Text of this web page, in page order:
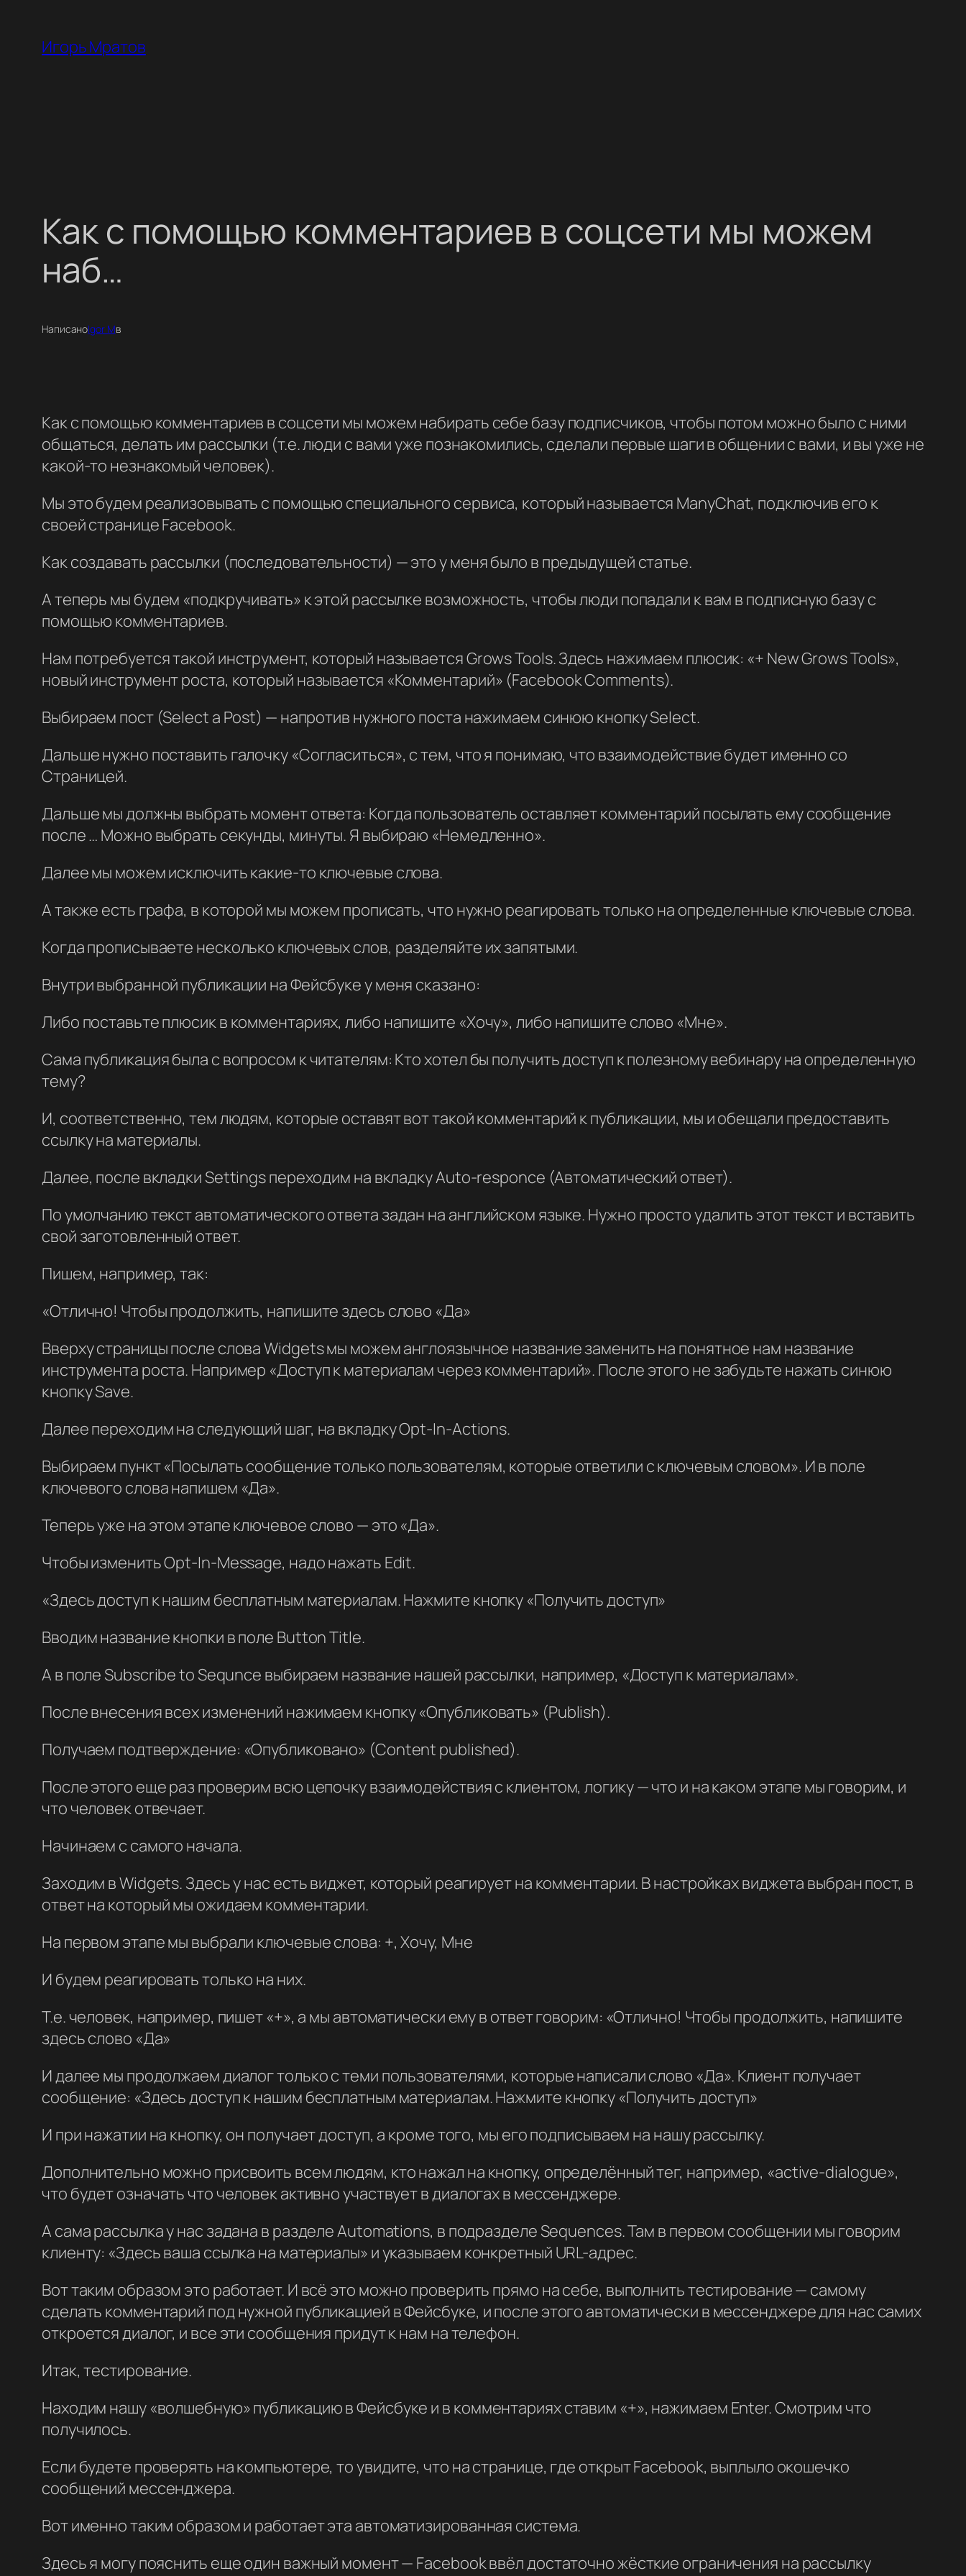
содержимому
Игорь Мратов
Как с помощью комментариев в соцсети мы можем
наб…
НаписаноIgor Mв
Как с помощью комментариев в соцсети мы можем набирать себе базу подписчиков, чтобы потом можно было с ними
общаться, делать им рассылки (т.е. люди с вами уже познакомились, сделали первые шаги в общении с вами, и вы уже не
какой-то незнакомый человек).
Мы это будем реализовывать с помощью специального сервиса, который называется ManyChat, подключив его к
своей странице Facebook.
Как создавать рассылки (последовательности) — это у меня было в предыдущей статье.
А теперь мы будем «подкручивать» к этой рассылке возможность, чтобы люди попадали к вам в подписную базу с
помощью комментариев.
Нам потребуется такой инструмент, который называется Grows Tools. Здесь нажимаем плюсик: «+ New Grows Tools»,
новый инструмент роста, который называется «Комментарий» (Facebook Comments).
Выбираем пост (Select a Post) — напротив нужного поста нажимаем синюю кнопку Select.
Дальше нужно поставить галочку «Согласиться», с тем, что я понимаю, что взаимодействие будет именно со
Страницей.
Дальше мы должны выбрать момент ответа: Когда пользователь оставляет комментарий посылать ему сообщение
после … Можно выбрать секунды, минуты. Я выбираю «Немедленно».
Далее мы можем исключить какие-то ключевые слова.
А также есть графа, в которой мы можем прописать, что нужно реагировать только на определенные ключевые слова.
Когда прописываете несколько ключевых слов, разделяйте их запятыми.
Внутри выбранной публикации на Фейсбуке у меня сказано:
Либо поставьте плюсик в комментариях, либо напишите «Хочу», либо напишите слово «Мне».
Сама публикация была с вопросом к читателям: Кто хотел бы получить доступ к полезному вебинару на определенную
тему?
И, соответственно, тем людям, которые оставят вот такой комментарий к публикации, мы и обещали предоставить
ссылку на материалы.
Далее, после вкладки Settings переходим на вкладку Auto-responce (Автоматический ответ).
По умолчанию текст автоматического ответа задан на английском языке. Нужно просто удалить этот текст и вставить
свой заготовленный ответ.
Пишем, например, так:
«Отлично! Чтобы продолжить, напишите здесь слово «Да»
Вверху страницы после слова Widgets мы можем англоязычное название заменить на понятное нам название
инструмента роста. Например «Доступ к материалам через комментарий». После этого не забудьте нажать синюю
кнопку Save.
Далее переходим на следующий шаг, на вкладку Opt-In-Actions.
Выбираем пункт «Посылать сообщение только пользователям, которые ответили с ключевым словом». И в поле
ключевого слова напишем «Да».
Теперь уже на этом этапе ключевое слово — это «Да».
Чтобы изменить Opt-In-Message, надо нажать Edit.
«Здесь доступ к нашим бесплатным материалам. Нажмите кнопку «Получить доступ»
Вводим название кнопки в поле Button Title.
А в поле Subscribe to Sequnce выбираем название нашей рассылки, например, «Доступ к материалам».
После внесения всех изменений нажимаем кнопку «Опубликовать» (Publish).
Получаем подтверждение: «Опубликовано» (Content published).
После этого еще раз проверим всю цепочку взаимодействия с клиентом, логику — что и на каком этапе мы говорим, и
что человек отвечает.
Начинаем с самого начала.
Заходим в Widgets. Здесь у нас есть виджет, который реагирует на комментарии. В настройках виджета выбран пост, в
ответ на который мы ожидаем комментарии.
На первом этапе мы выбрали ключевые слова: +, Хочу, Мне
И будем реагировать только на них.
Т.е. человек, например, пишет «+», а мы автоматически ему в ответ говорим: «Отлично! Чтобы продолжить, напишите
здесь слово «Да»
И далее мы продолжаем диалог только с теми пользователями, которые написали слово «Да». Клиент получает
сообщение: «Здесь доступ к нашим бесплатным материалам. Нажмите кнопку «Получить доступ»
И при нажатии на кнопку, он получает доступ, а кроме того, мы его подписываем на нашу рассылку.
Дополнительно можно присвоить всем людям, кто нажал на кнопку, определённый тег, например, «active-dialogue»,
что будет означать что человек активно участвует в диалогах в мессенджере.
А сама рассылка у нас задана в разделе Automations, в подразделе Sequences. Там в первом сообщении мы говорим
клиенту: «Здесь ваша ссылка на материалы» и указываем конкретный URL-адрес.
Вот таким образом это работает. И всё это можно проверить прямо на себе, выполнить тестирование — самому
сделать комментарий под нужной публикацией в Фейсбуке, и после этого автоматически в мессенджере для нас самих
откроется диалог, и все эти сообщения придут к нам на телефон.
Итак, тестирование.
Находим нашу «волшебную» публикацию в Фейсбуке и в комментариях ставим «+», нажимаем Enter. Смотрим что
получилось.
Если будете проверять на компьютере, то увидите, что на странице, где открыт Facebook, выплыло окошечко
сообщений мессенджера.
Вот именно таким образом и работает эта автоматизированная система.
Здесь я могу пояснить еще один важный момент — Facebook ввёл достаточно жёсткие ограничения на рассылку